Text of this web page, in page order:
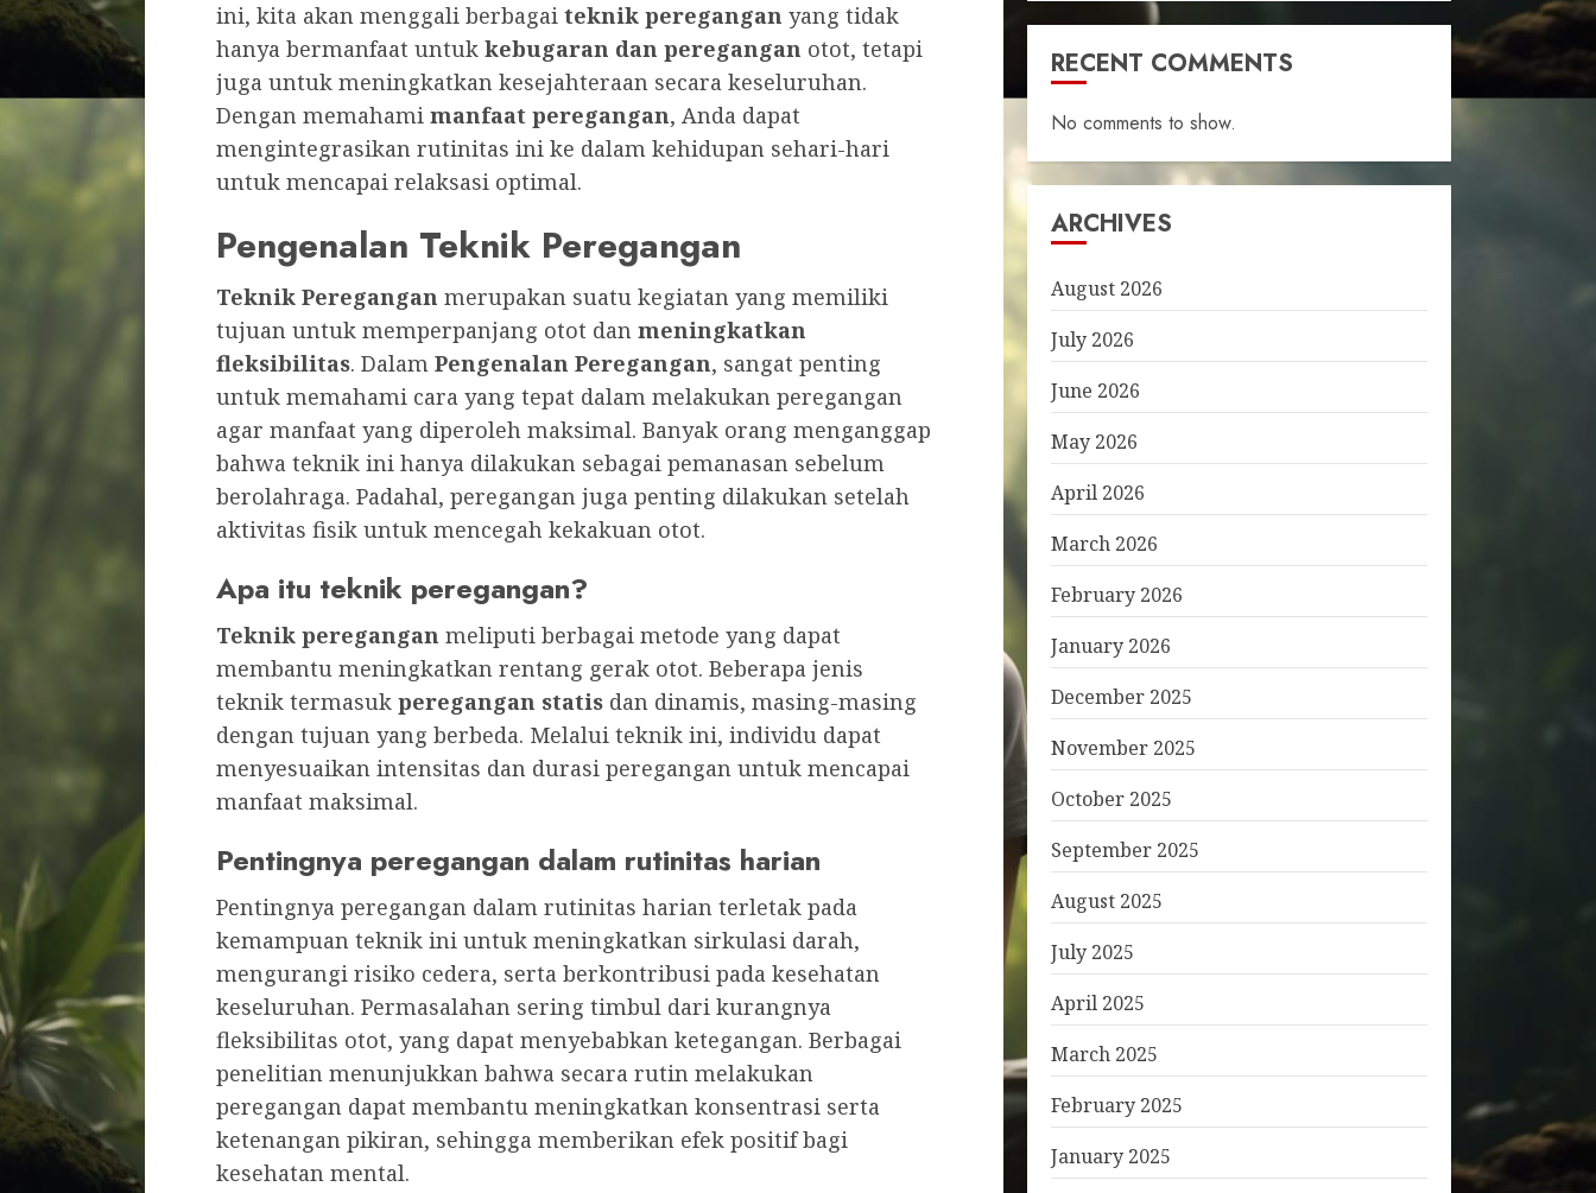
ini, kita akan menggali berbagai teknik peregangan yang tidak
hanya bermanfaat untuk kebugaran dan peregangan otot, tetapi
juga untuk meningkatkan kesejahteraan secara keseluruhan.
Dengan memahami manfaat peregangan, Anda dapat
mengintegrasikan rutinitas ini ke dalam kehidupan sehari-hari
untuk mencapai relaksasi optimal.
Pengenalan Teknik Peregangan
Teknik Peregangan merupakan suatu kegiatan yang memiliki
tujuan untuk memperpanjang otot dan meningkatkan
fleksibilitas. Dalam Pengenalan Peregangan, sangat penting
untuk memahami cara yang tepat dalam melakukan peregangan
agar manfaat yang diperoleh maksimal. Banyak orang menganggap
bahwa teknik ini hanya dilakukan sebagai pemanasan sebelum
berolahraga. Padahal, peregangan juga penting dilakukan setelah
aktivitas fisik untuk mencegah kekakuan otot.
Apa itu teknik peregangan?
Teknik peregangan meliputi berbagai metode yang dapat
membantu meningkatkan rentang gerak otot. Beberapa jenis
teknik termasuk peregangan statis dan dinamis, masing-masing
dengan tujuan yang berbeda. Melalui teknik ini, individu dapat
menyesuaikan intensitas dan durasi peregangan untuk mencapai
manfaat maksimal.
Pentingnya peregangan dalam rutinitas harian
Pentingnya peregangan dalam rutinitas harian terletak pada
kemampuan teknik ini untuk meningkatkan sirkulasi darah,
mengurangi risiko cedera, serta berkontribusi pada kesehatan
keseluruhan. Permasalahan sering timbul dari kurangnya
fleksibilitas otot, yang dapat menyebabkan ketegangan. Berbagai
penelitian menunjukkan bahwa secara rutin melakukan
peregangan dapat membantu meningkatkan konsentrasi serta
ketenangan pikiran, sehingga memberikan efek positif bagi
kesehatan mental.
RECENT COMMENTS
No comments to show.
ARCHIVES
August 2026
July 2026
June 2026
May 2026
April 2026
March 2026
February 2026
January 2026
December 2025
November 2025
October 2025
September 2025
August 2025
July 2025
April 2025
March 2025
February 2025
January 2025